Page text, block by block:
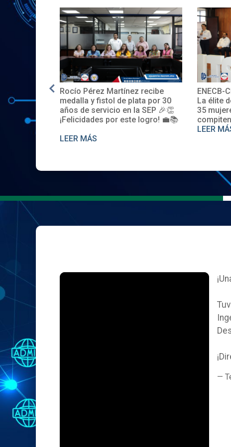
EE.UU.
Rocío Pérez Martínez recibe
medalla y fistol de plata por 30
años de servicio en la SEP 🎉👏
¡Felicidades por este logro! 💼📚
LEER MÁS
ENECB-
La élite
35
LEER MÁS
—